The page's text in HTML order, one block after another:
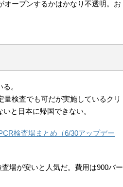
オープンするかはかなり不透明。お
。
検査でも可だが実施しているクリ
と日本に帰国できない。
検査場まとめ（6/30アップデー
場が安いと人気だ。費用は900バー